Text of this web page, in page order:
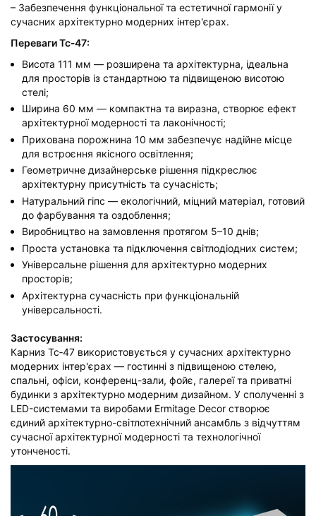
– Забезпечення функціональної та естетичної гармонії у
сучасних архітектурно модерних інтер'єрах.
Переваги Тс‑47:
Висота 111 мм — розширена та архітектурна, ідеальна
для просторів із стандартною та підвищеною висотою
стелі;
Ширина 60 мм — компактна та виразна, створює ефект
архітектурної модерності та лаконічності;
Прихована порожнина 10 мм забезпечує надійне місце
для встроєння якісного освітлення;
Геометричне дизайнерське рішення підкреслює
архітектурну присутність та сучасність;
Натуральний гіпс — екологічний, міцний матеріал, готовий
до фарбування та оздоблення;
Виробництво на замовлення протягом 5–10 днів;
Проста установка та підключення світлодіодних систем;
Універсальне рішення для архітектурно модерних
просторів;
Архітектурна сучасність при функціональній
універсальності.
Застосування:
Карниз Тс‑47 використовується у сучасних архітектурно
модерних інтер'єрах — гостинні з підвищеною стелею,
спальні, офіси, конференц-зали, фойє, галереї та приватні
будинки з архітектурно модерним дизайном. У сполученні з
LED-системами та виробами Ermitage Decor створює
єдиний архітектурно-світлотехнічний ансамбль з відчуттям
сучасної архітектурної модерності та технологічної
утонченості.